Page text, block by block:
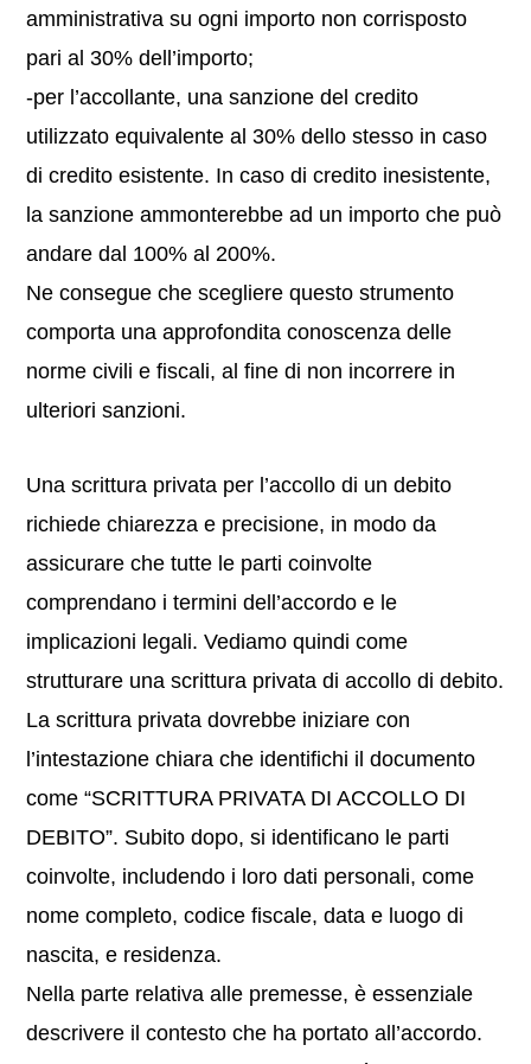
amministrativa su ogni importo non corrisposto
pari al 30% dell’importo;
-per l’accollante, una sanzione del credito
utilizzato equivalente al 30% dello stesso in caso
di credito esistente. In caso di credito inesistente,
la sanzione ammonterebbe ad un importo che può
andare dal 100% al 200%.
Ne consegue che scegliere questo strumento
comporta una approfondita conoscenza delle
norme civili e fiscali, al fine di non incorrere in
ulteriori sanzioni.
Una scrittura privata per l’accollo di un debito
richiede chiarezza e precisione, in modo da
assicurare che tutte le parti coinvolte
comprendano i termini dell’accordo e le
implicazioni legali. Vediamo quindi come
strutturare una scrittura privata di accollo di debito.
La scrittura privata dovrebbe iniziare con
l’intestazione chiara che identifichi il documento
come “SCRITTURA PRIVATA DI ACCOLLO DI
DEBITO”. Subito dopo, si identificano le parti
coinvolte, includendo i loro dati personali, come
nome completo, codice fiscale, data e luogo di
nascita, e residenza.
Nella parte relativa alle premesse, è essenziale
descrivere il contesto che ha portato all’accordo.